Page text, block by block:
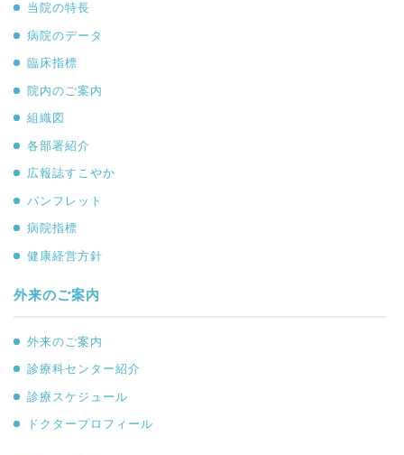
当院の特長
病院のデータ
臨床指標
院内のご案内
組織図
各部署紹介
広報誌すこやか
パンフレット
病院指標
健康経営方針
外来のご案内
外来のご案内
診療科センター紹介
診療スケジュール
ドクタープロフィール